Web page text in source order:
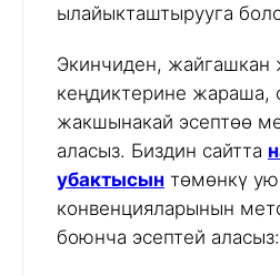
ылайыкташтырууга
Экинчиден, жайгашкан
кеңдиктерине жараша,
жакшынакай эсептөө
аласыз. Биздин сайтта
убактысын төмөнкү
конвенцияларынын
боюнча эсептей аласыз: